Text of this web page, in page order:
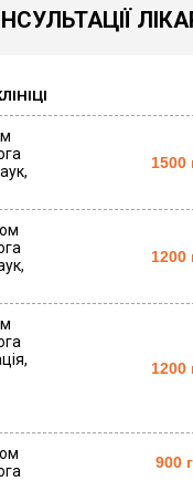
1500
1200
1200
900